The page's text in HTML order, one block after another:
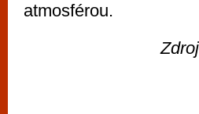
atmosférou.